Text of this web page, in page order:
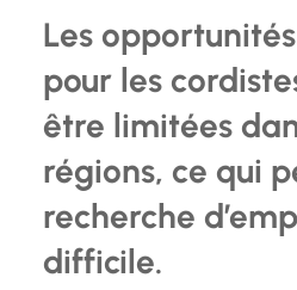
Les
pour les
être limitées
régions, ce qui
recherche
difficile.